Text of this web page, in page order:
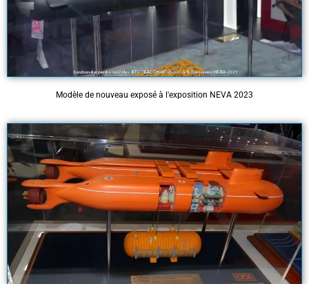
Modèle de nouveau exposé à l'exposition NEVA 2023